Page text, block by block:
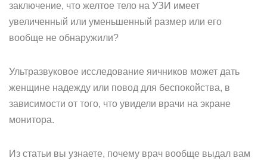
заключение, что желтое тело на УЗИ имеет
увеличенный или уменьшенный размер или его
вообще не обнаружили?
Ультразвуковое исследование яичников может дать
женщине надежду или повод для беспокойства, в
зависимости от того, что увидели врачи на экране
монитора.
Из статьи вы узнаете, почему врач вообще выдал вам